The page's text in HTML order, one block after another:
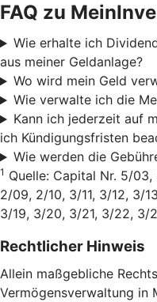
FAQ zu
Wie erhalte ich
aus meiner Geldanlage?
Wo wird mein Geld
Wie verwalte ich die
Kann ich jederzeit auf
ich Kündigungsfristen
Wie werden die
1 Quelle: Capital Nr. 5/
2/09, 2/10, 3/11, 3/12, 3/
3/19, 3/20, 3/21, 3/22, 3/
Rechtlicher Hinweis
Allein maßgebliche
Vermögensverwaltung in